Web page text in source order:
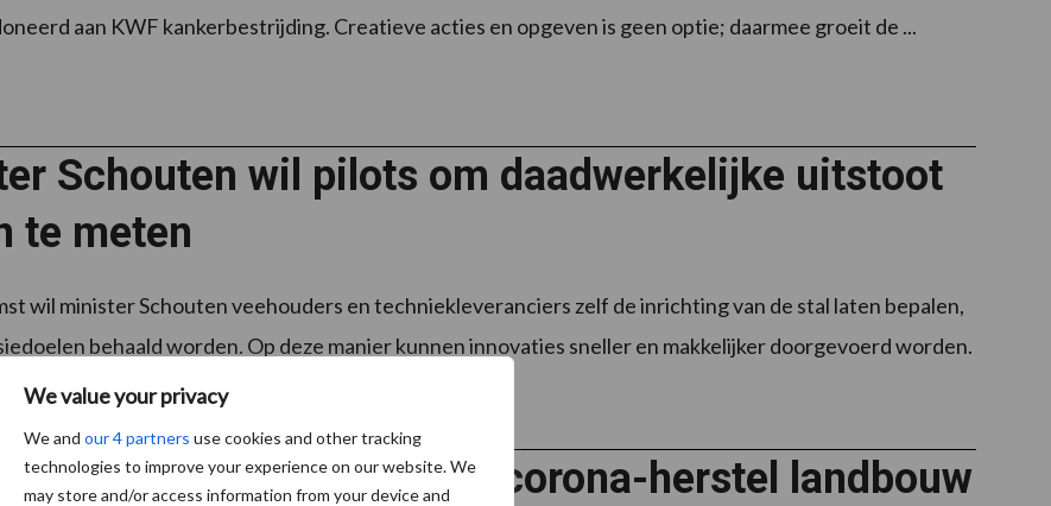
We value your privacy
We and our 4 partners use cookies and other tracking
technologies to improve your experience on our website. We
may store and/or access information from your device and
aan KWF kankerbestrijding. Creatieve acties en opgeven is geen optie; daarmee groeit de ...
Schouten wil pilots om daadwerkelijke uitstoot
te meten
wil minister Schouten veehouders en techniekleveranciers zelf de inrichting van de stal laten bepalen,
behaald worden. Op deze manier kunnen innovaties sneller en makkelijker doorgevoerd worden.
vanuit Europa voor corona-herstel landbouw